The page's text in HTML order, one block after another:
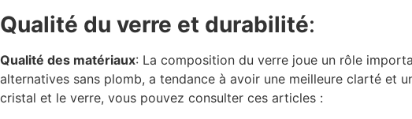
Qualité du verre et durabilité:
Qualité des matériaux: La composition du verre joue un rôle
alternatives sans plomb, a tendance à avoir une meilleure clarté et
cristal et le verre, vous pouvez consulter ces articles :